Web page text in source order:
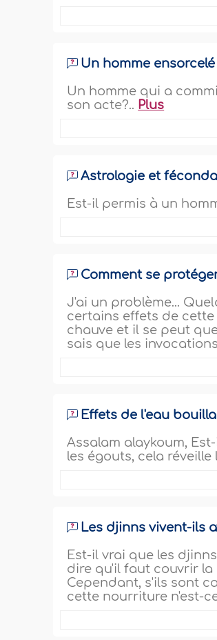
Un homme
Un homme qui a
son acte?.. Plus
Astrologie et
Est-il permis à un
Comment se
J'ai un problème...
certains effets de cette
chauve et il se peut
sais que les
Effets de l'eau
Assalam alaykoum,
les égouts, cela réveille
Les djinns vivent-ils
Est-il vrai que les
dire qu'il faut couvrir la
Cependant, s'ils sont
cette nourriture n'est-